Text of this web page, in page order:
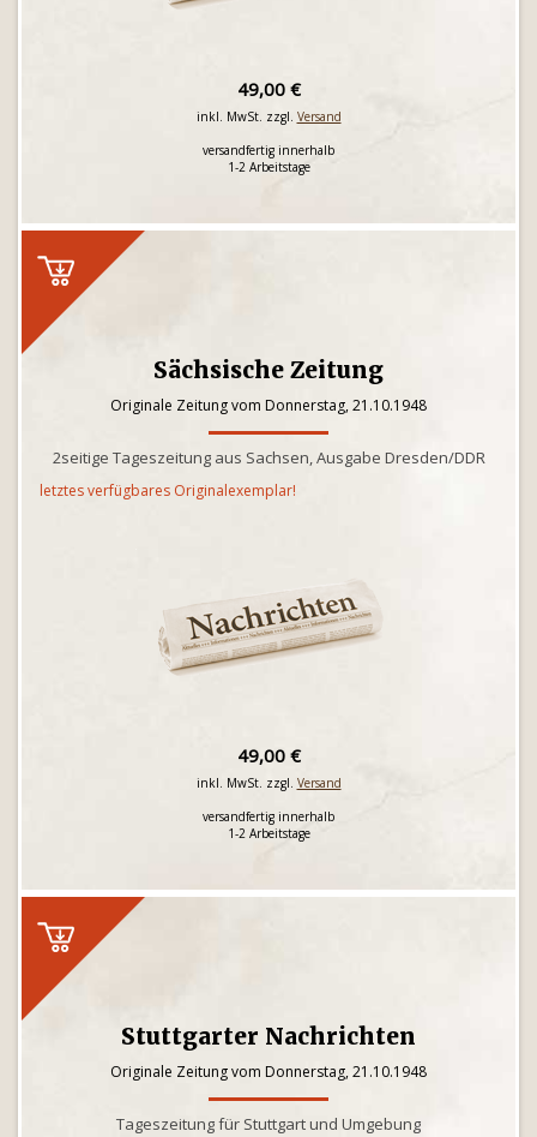
49,00 €
inkl. MwSt. zzgl. Versand
versandfertig innerhalb
1-2 Arbeitstage
Sächsische Zeitung
Originale Zeitung vom Donnerstag, 21.10.1948
2seitige Tageszeitung aus Sachsen, Ausgabe Dresden/DDR
letztes verfügbares Originalexemplar!
49,00 €
inkl. MwSt. zzgl. Versand
versandfertig innerhalb
1-2 Arbeitstage
Stuttgarter Nachrichten
Originale Zeitung vom Donnerstag, 21.10.1948
Tageszeitung für Stuttgart und Umgebung